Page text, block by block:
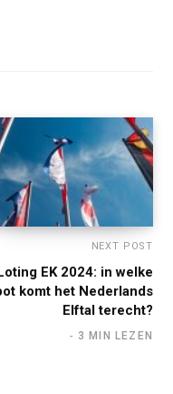
NEXT POST
EK 2024: in welke
komt het Nederlands
Elftal terecht?
3 MIN LEZEN